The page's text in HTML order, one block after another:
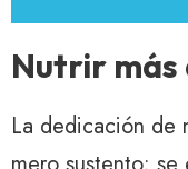
Nutrir más
La dedicación de